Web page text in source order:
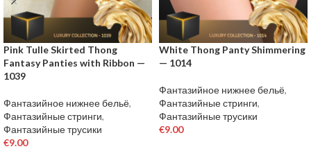
Pink Tulle Skirted Thong
Fantasy Panties with Ribbon —
1039
Фантазийное нижнее бельё,
Фантазийные стринги,
Фантазийные трусики
€9.00
White Thong Panty Shimmering
— 1014
Фантазийное нижнее бельё,
Фантазийные стринги,
Фантазийные трусики
€9.00